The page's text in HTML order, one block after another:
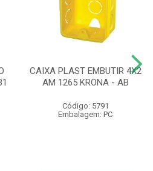
CAIXA PLAST EMBUTIR 4X2
AM 1265 KRONA - AB
Código: 5791
Embalagem: PC